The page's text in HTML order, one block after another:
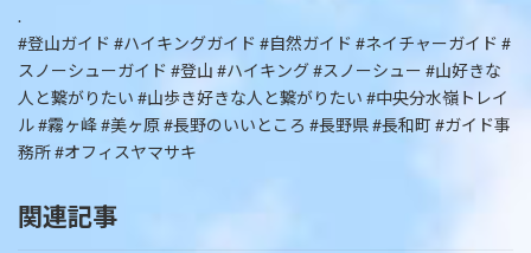
.
#登山ガイド #ハイキングガイド #自然ガイド #ネイチャーガイド #
スノーシューガイド #登山 #ハイキング #スノーシュー #山好きな
人と繋がりたい #山歩き好きな人と繋がりたい #中央分水嶺トレイ
ル #霧ヶ峰 #美ヶ原 #長野のいいところ #長野県 #長和町 #ガイド事
務所 #オフィスヤマサキ
関連記事